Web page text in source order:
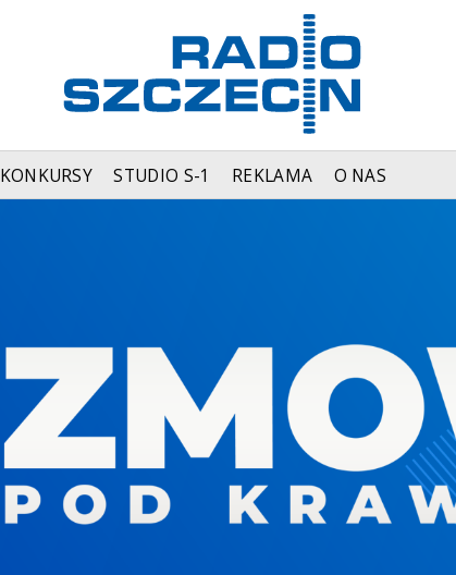
KONKURSY STUDIO S-1 REKLAMA O NAS